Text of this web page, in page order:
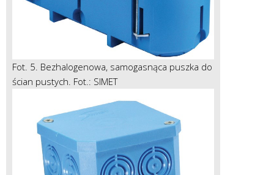
Fot. 5. Bezhalogenowa, samogasnąca puszka do
ścian pustych. Fot.: SIMET